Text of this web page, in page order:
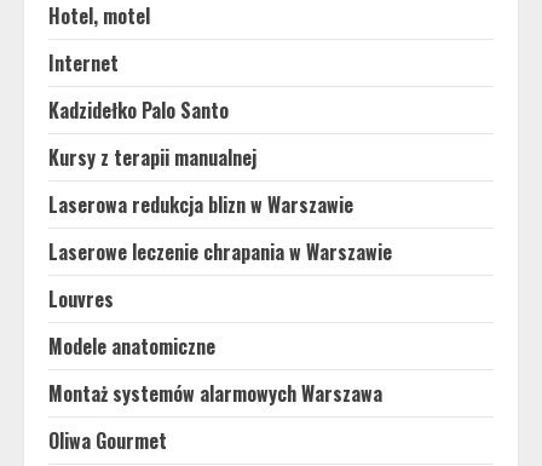
Hotel, motel
Internet
Kadzidełko Palo Santo
Kursy z terapii manualnej
Laserowa redukcja blizn w Warszawie
Laserowe leczenie chrapania w Warszawie
Louvres
Modele anatomiczne
Montaż systemów alarmowych Warszawa
Oliwa Gourmet